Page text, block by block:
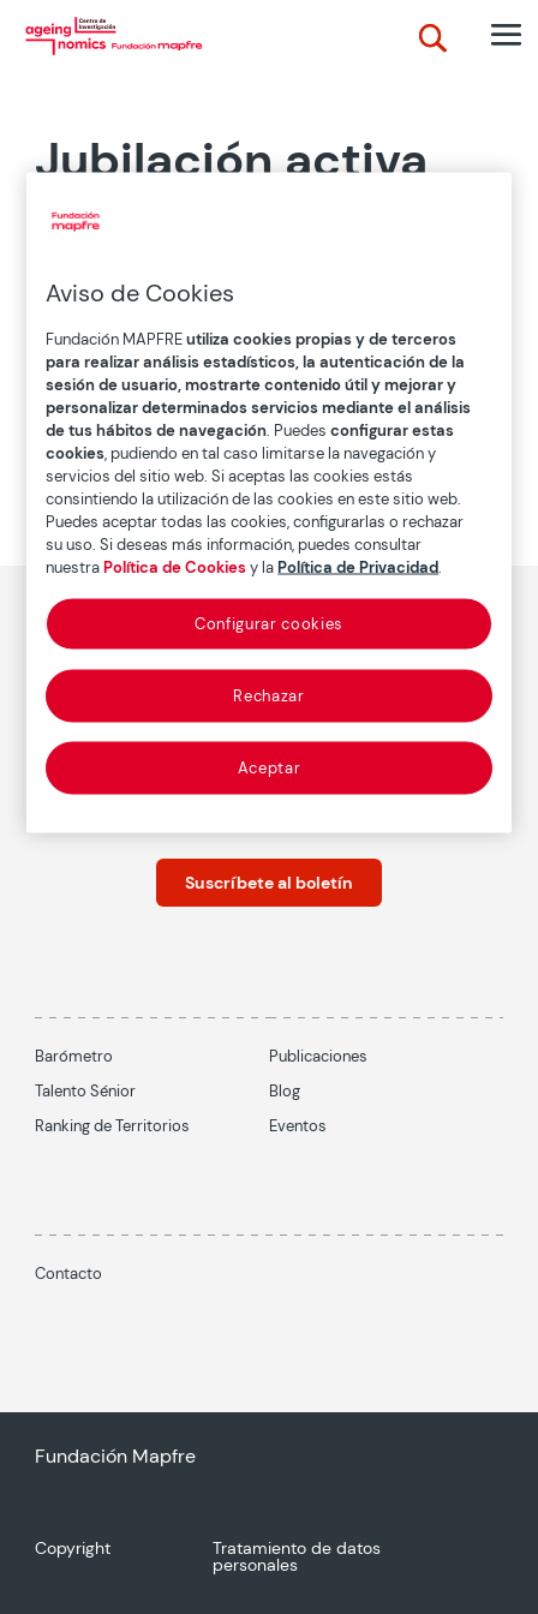
Jubilación activa
contributiva de jubilación con la realización
de trabajos tanto por cuenta propia como por
cuenta ajena, y tanto a tiempo completo como a
tiempo parcial. Para conseguirla hay dos requisitos
esenciales: haber llegado a la edad establecida de
jubilación y que el porcentaje aplicable a la
respectiva base reguladora a efectos de
determinar la cuantía de la pensión causada sea del
100%.
Descubre el concepto Ageingnomics
Suscríbete al boletín
Barómetro
Talento Sénior
Ranking de Territorios
Publicaciones
Blog
Eventos
Contacto
Fundación Mapfre
Copyright Tratamiento de datos
personales
Aviso de Cookies
Fundación MAPFREutiliza cookies propias y de terceros
para realizar análisis estadísticos, la autenticación de la
sesión de usuario, mostrarte contenido útil y mejorar y
personalizar determinados servicios mediante el análisis
de tus hábitos de navegación. Puedesconfigurar estas
cookies, pudiendo en tal caso limitarse la navegación y
servicios del sitio web. Si aceptas las cookies estás
consintiendo la utilización de las cookies en este sitio web.
Puedes aceptar todas las cookies, configurarlas o rechazar
su uso. Si deseas más información, puedes consultar
nuestraPolítica de Cookiesy laPolítica de Privacidad.
Rechazar
Aceptar
Configurar cookies